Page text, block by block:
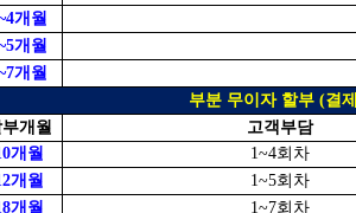
개월
개월
개월
부분 무이자 할부 (결
부개월 고객부담
개월
1~4회차
개월
1~5회차
개월
1~7회차